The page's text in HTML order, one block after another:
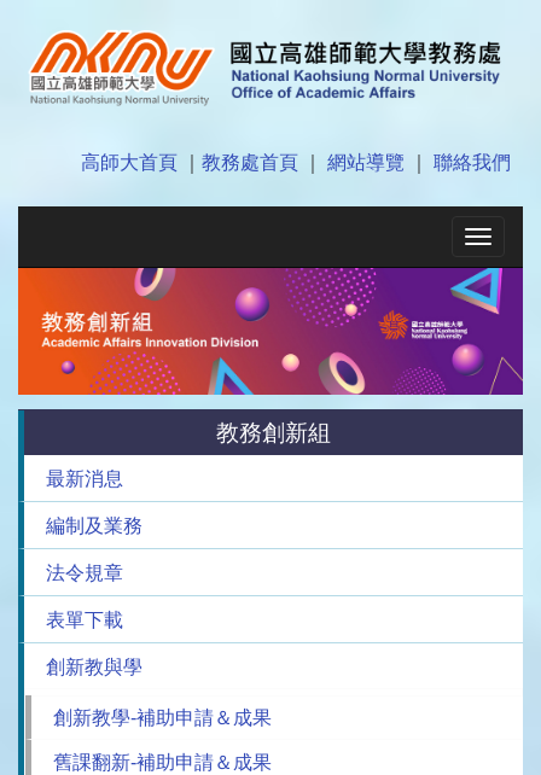
高師大首頁 教務處首頁 網站導覽 聯絡我們
Toggle
教務創新組
最新消息
編制及業務
法令規章
表單下載
創新教與學
創新教學-補助申請＆成果
舊課翻新-補助申請＆成果